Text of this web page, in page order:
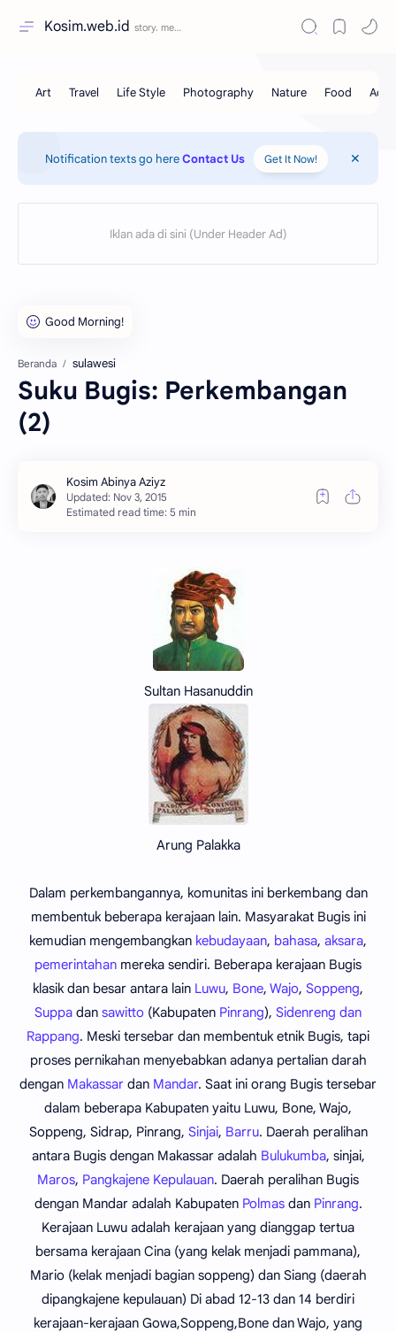
Kosim.web.id
Notification texts go hereContact Us Get It Now!
Beranda sulawesi
Suku Bugis: Perkembangan
(2)
Estimated read time: 5 min
Sultan Hasanuddin
Arung Palakka
Dalam perkembangannya, komunitas ini berkembang dan
membentuk beberapa kerajaan lain. Masyarakat Bugis ini
kemudian mengembangkan kebudayaan, bahasa, aksara,
pemerintahan mereka sendiri. Beberapa kerajaan Bugis
klasik dan besar antara lain Luwu, Bone, Wajo, Soppeng,
Suppa dan sawitto (Kabupaten Pinrang), Sidenreng dan
Rappang. Meski tersebar dan membentuk etnik Bugis, tapi
proses pernikahan menyebabkan adanya pertalian darah
dengan Makassar dan Mandar. Saat ini orang Bugis tersebar
dalam beberapa Kabupaten yaitu Luwu, Bone, Wajo,
Soppeng, Sidrap, Pinrang, Sinjai, Barru. Daerah peralihan
antara Bugis dengan Makassar adalah Bulukumba, sinjai,
Maros, Pangkajene Kepulauan. Daerah peralihan Bugis
dengan Mandar adalah Kabupaten Polmasdan Pinrang.
Kerajaan Luwu adalah kerajaan yang dianggap tertua
bersama kerajaan Cina (yang kelak menjadi pammana),
Mario (kelak menjadi bagian soppeng) dan Siang (daerah
dipangkajene kepulauan) Di abad 12-13 dan 14 berdiri
kerajaan-kerajaan Gowa,Soppeng,Bone dan Wajo, yang